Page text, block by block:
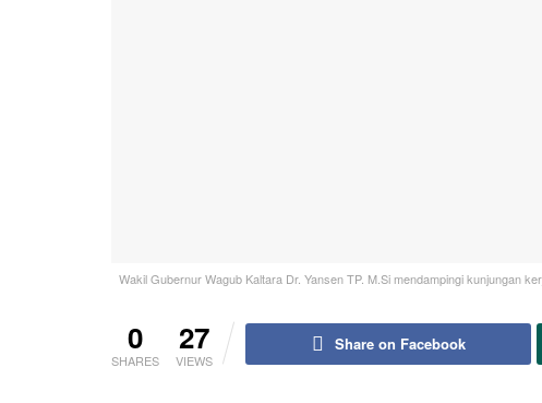
Wakil Gubernur Wagub Kaltara Dr. Yansen TP. M.Si mendampingi kunjungan
0
SHARES
27
VIEWS
Share on Facebook